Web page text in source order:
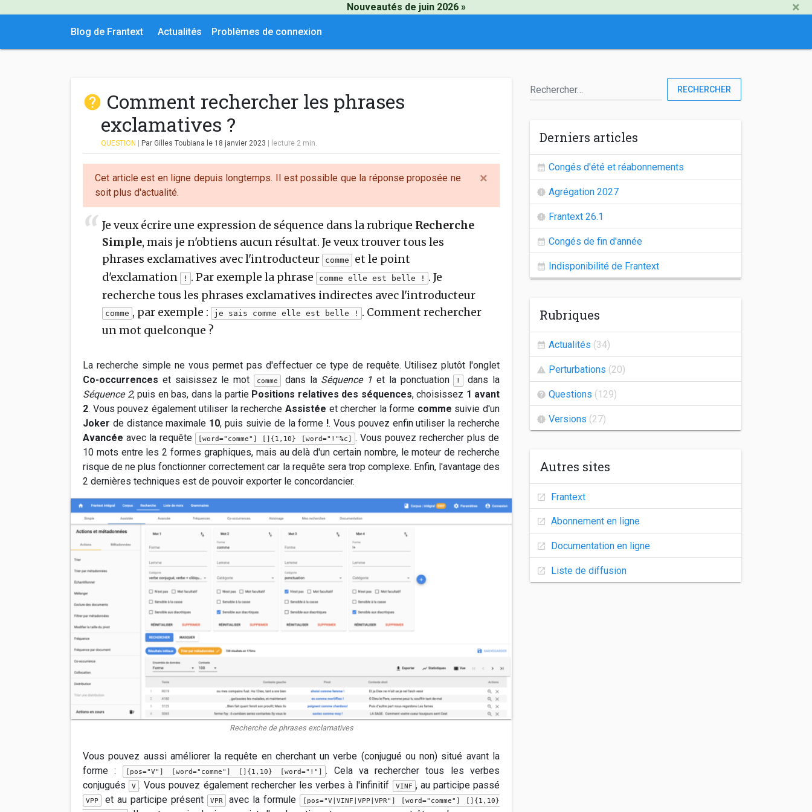
Nouveautés de juin 2026 » ×
Blog de Frantext Actualités Problèmes de connexion
Comment rechercher les phrases
exclamatives ?
QUESTION Par Gilles Toubiana le 18 janvier 2023 lecture 2 min.
Cet article est en ligne depuis longtemps. Il est possible que la réponse proposée ne
soit plus d'actualité.
×
Je veux écrire une expression de séquence dans la rubrique Recherche
Simple, mais je n'obtiens aucun résultat. Je veux trouver tous les
phrases exclamatives avec l'introducteur
comme
et le point
d'exclamation
! . Par exemple la phrase comme elle est belle ! . Je
recherche tous les phrases exclamatives indirectes avec l'introducteur
comme , par exemple : je sais comme elle est belle ! . Comment rechercher
un mot quelconque ?
La recherche simple ne vous permet pas d'effectuer ce type de requête. Utilisez plutôt l'onglet
Co-occurrences et saisissez le mot comme dans la Séquence 1 et la ponctuation !
dans la
Séquence 2, puis en bas, dans la partie Positions relatives des séquences, choisissez 1 avant
2. Vous pouvez également utiliser la recherche Assistée et chercher la forme comme suivie d'un
Joker de distance maximale 10, puis suivie de la forme !. Vous pouvez enfin utiliser la recherche
Avancée avec la requête [word="comme"] []{1,10} [word="!"%c] . Vous pouvez rechercher plus de
10 mots entre les 2 formes graphiques, mais au delà d'un certain nombre, le moteur de recherche
risque de ne plus fonctionner correctement car la requête sera trop complexe. Enfin, l'avantage des
2 dernières techniques est de pouvoir exporter le concordancier.
Recherche de phrases exclamatives
Vous pouvez aussi améliorer la requête en cherchant un verbe (conjugué ou non) situé avant la
forme :
[pos="V"] [word="comme"] []{1,10} [word="!"] . Cela va rechercher tous les verbes
conjugués
V . Vous pouvez également rechercher les verbes à l'infinitif VINF , au participe passé
VPP et au participe présent VPR avec la formule
[pos="V|VINF|VPP|VPR"] [word="comme"] []{1,10}
RECHERCHER
Derniers articles
Congés d'été et réabonnements
Agrégation 2027
Frantext 26.1
Congés de fin d'année
Indisponibilité de Frantext
Congés d'automne
Agrégation 2026
Frantext 25.2
Indisponibilité des comptes utilisateurs
Rubriques
Actualités (34)
Perturbations (20)
Questions (129)
Versions (27)
Autres sites
Frantext
Abonnement en ligne
Documentation en ligne
Liste de diffusion